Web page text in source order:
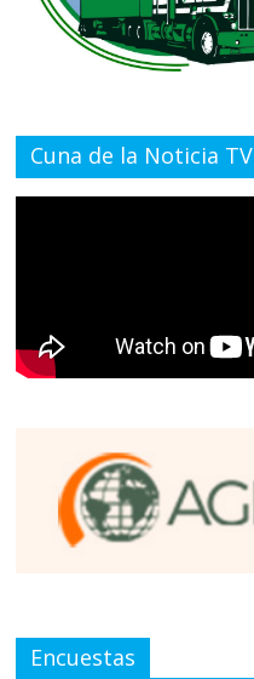
Cuna de la Noticia TV
Encuestas